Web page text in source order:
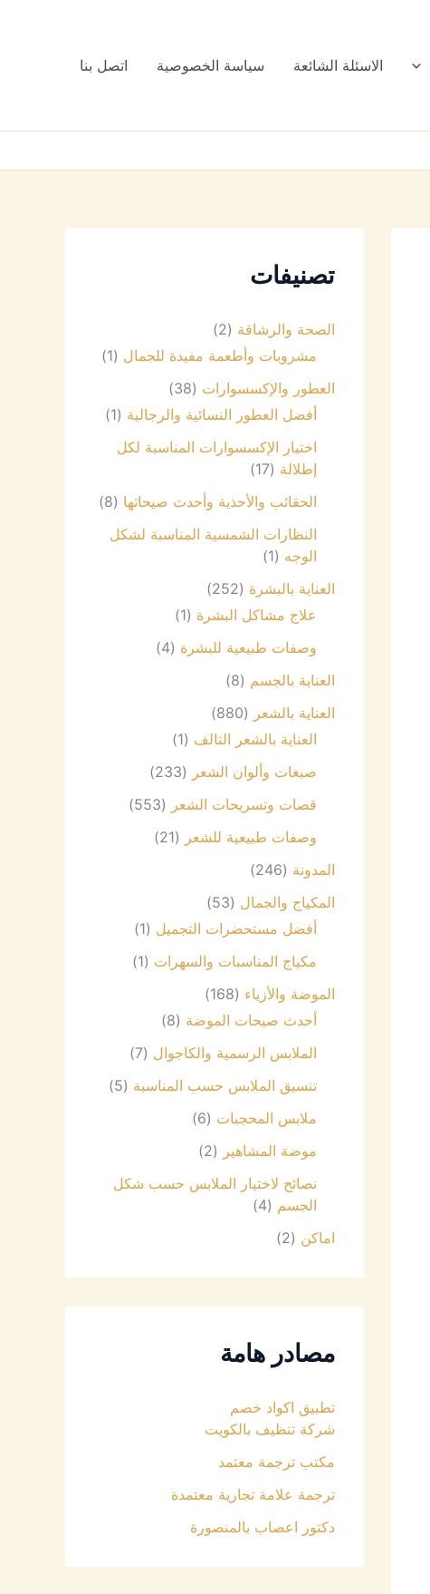
الاسئلة الشائعة سياسة الخصوصية اتصل بنا
تصنيفات
الصحة والرشاقة (2)
مشروبات وأطعمة مفيدة للجمال (1)
العطور والإكسسوارات (38)
أفضل العطور النسائية والرجالية (1)
اختيار الإكسسوارات المناسبة لكل
إطلالة (17)
الحقائب والأحذية وأحدث صيحاتها (8)
النظارات الشمسية المناسبة لشكل
الوجه (1)
العناية بالبشرة (252)
علاج مشاكل البشرة (1)
وصفات طبيعية للبشرة (4)
العناية بالجسم (8)
العناية بالشعر (880)
العناية بالشعر التالف (1)
صبغات وألوان الشعر (233)
قصات وتسريحات الشعر (553)
وصفات طبيعية للشعر (21)
المدونة (246)
المكياج والجمال (53)
أفضل مستحضرات التجميل (1)
مكياج المناسبات والسهرات (1)
الموضة والأزياء (168)
أحدث صيحات الموضة (8)
الملابس الرسمية والكاجوال (7)
تنسيق الملابس حسب المناسبة (5)
ملابس المحجبات (6)
موضة المشاهير (2)
نصائح لاختيار الملابس حسب شكل
الجسم (4)
اماكن (2)
مصادر هامة
تطبيق اكواد خصم
شركة تنظيف بالكويت
مكتب ترجمة معتمد
ترجمة علامة تجارية معتمدة
دكتور اعصاب بالمنصورة